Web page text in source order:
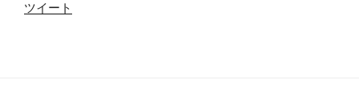
ツイート